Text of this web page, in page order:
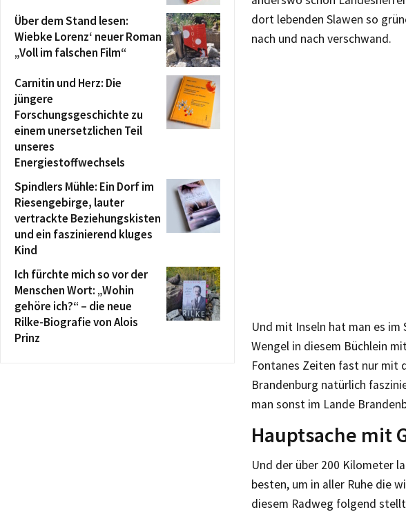
dort lebenden Slawen so
nach und nach verschwand.
Und mit Inseln hat man es im
Wengel in diesem Büchlein
Fontanes Zeiten fast nur mit
Brandenburg natürlich
man sonst im Lande
Hauptsache mit
Und der über 200 Kilometer
besten, um in aller Ruhe die
diesem Radweg folgend
Über dem Stand lesen:
Wiebke Lorenz‘ neuer Roman
„Voll im falschen Film“
Carnitin und Herz: Die
jüngere
Forschungsgeschichte zu
einem unersetzlichen Teil
unseres
Energiestoffwechsels
Spindlers Mühle: Ein Dorf im
Riesengebirge, lauter
vertrackte Beziehungskisten
und ein faszinierend kluges
Kind
Ich fürchte mich so vor der
Menschen Wort: „Wohin
gehöre ich?“ – die neue
Rilke-Biografie von Alois
Prinz